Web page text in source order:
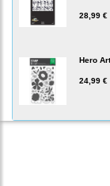
28,99 €
Hero
24,99 €